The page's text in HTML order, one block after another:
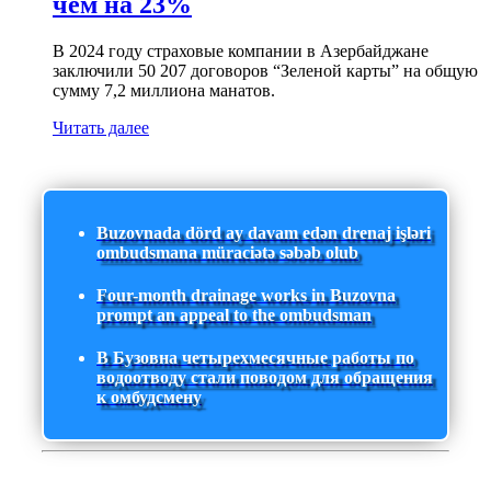
В 2024 году страховые компании в Азербайджане
заключили 50 207 договоров “Зеленой карты” на общую
сумму 7,2 миллиона манатов.
Читать далее
Buzovnada dörd ay davam edən drenaj işləri
ombudsmana müraciətə səbəb olub
Four-month drainage works in Buzovna
prompt an appeal to the ombudsman
В Бузовна четырехмесячные работы по
водоотводу стали поводом для обращения
к омбудсмену